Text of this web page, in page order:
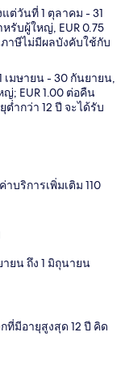
ต่วันที่ 1 ตุลาคม - 31
รับผู้ใหญ่, EUR 0.75
ภาษีไม่มีผลบังคับใช้กับ
เมษายน - 30 กันยายน,
; EUR 1.00 ต่อคืน
ต่ำกว่า 12 ปี จะได้รับ
บริการเพิ่มเติม 110
ยน ถึง 1 มิถุนายน
มีอายุสูงสุด 12 ปี คิด